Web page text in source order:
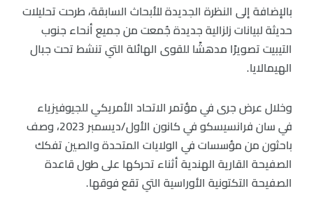
بالإضافة إلى النظرة الجديدة للأبحاث السابقة، طرحت تحليلات
حديثة لبيانات زلزالية جديدة جُمعت من جميع أنحاء جنوب
التيبيت تصويرًا مدهشًا للقوى الهائلة التي تنشط تحت جبال
الهيمالايا.
وخلال عرض جرى في مؤتمر الاتحاد الأمريكي للجيوفيزياء
في سان فرانسيسكو في كانون الأول/ديسمبر 2023، وصف
باحثون من مؤسسات في الولايات المتحدة والصين تفكك
الصفيحة القارية الهندية أثناء تحركها على طول قاعدة
الصفيحة التكتونية الأوراسية التي تقع فوقها.